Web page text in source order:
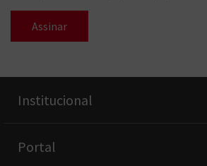
Assinar
Institucional
Portal